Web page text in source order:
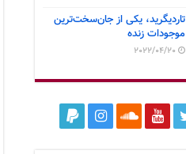
تاردیگرید، یکی از جان‌سخت‌ترین
موجودات زنده
2022/04/20